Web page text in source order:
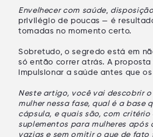
Envelhecer com saúde, disposição
privilégio de poucas — é
tomadas no momento certo.
Sobretudo, o segredo está em
só então correr atrás. A
impulsionar a saúde antes que
Neste artigo, você vai descobrir
mulher nessa fase, qual é a base
cápsula, e quais são, com
suplementos para mulheres após
vazias e sem omitir o que de fato